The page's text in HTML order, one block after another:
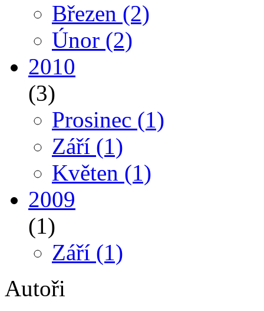
Březen (2)
Únor (2)
2010
(3)
Prosinec (1)
Září (1)
Květen (1)
2009
(1)
Září (1)
Autoři